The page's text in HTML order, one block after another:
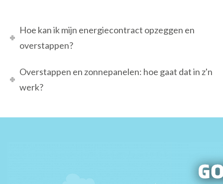
Hoe kan ik mijn energiecontract opzeggen en
overstappen?
Overstappen en zonnepanelen: hoe gaat dat in z'n
werk?